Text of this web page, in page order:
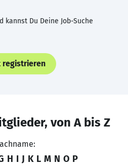
kannst Du Deine Job-Suche
registrieren
von A bis Z
H I J K L M N O P